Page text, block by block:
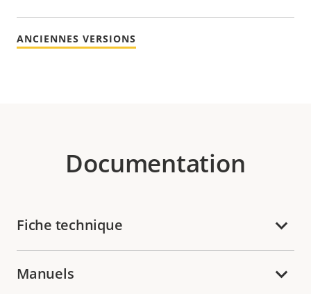
ANCIENNES VERSIONS
Documentation
Fiche technique
Manuels